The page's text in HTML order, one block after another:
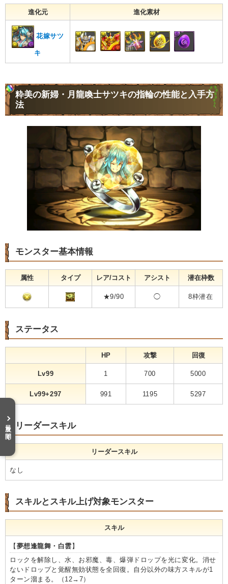
進化元 進化素材
花嫁サツ
キ
粋美の新婦・月龍喚士サツキの指輪の性能と入手方
法
モンスター基本情報
属性 タイプ レア/コスト アシスト 潜在枠数
★9/90 ◯ 8枠潜在
ステータス
HP 攻撃 回復
Lv99 1 700 5000
Lv99+297 991 1195 5297
リーダースキル
リーダースキル
なし
スキルとスキル上げ対象モンスター
スキル
【 夢想逢龍舞・白雲 】
ロックを解除し、水、お邪魔、毒、爆弾ドロップを光に変化。消せ
ないドロップと覚醒無効状態を全回復。自分以外の味方スキルが1
ターン溜まる。（12→7）
目次を開く